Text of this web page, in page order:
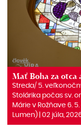
Mať Boha za otca
Streda/ 5.
Stolárika počas sv.
Márie v Rožňave 6.
Lumen) | 02 júla,